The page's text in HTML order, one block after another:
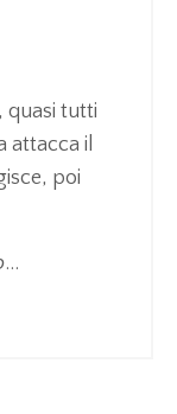
quasi tutti
attacca il
poi
...